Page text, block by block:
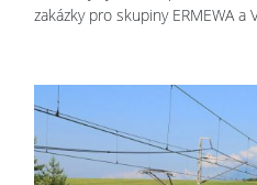
zakázky pro skupiny ERMEWA a